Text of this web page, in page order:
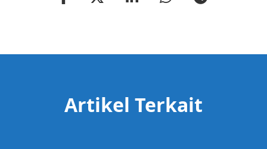
Artikel Terkait